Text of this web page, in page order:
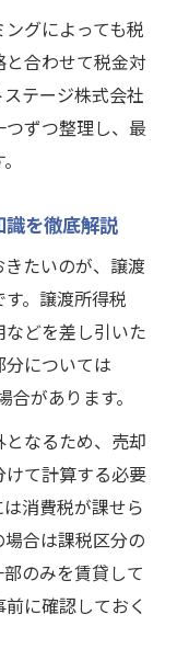
を成功させる
テージ株式会
両立法
を安定化さ
するための実
ンスで注意す
と対策を徹底
ジ株式会社が
テージ株式会
貫サポートの
ウで安心取
グによっても税
合わせて税金対
テージ株式会社
ずつ整理し、最
を徹底解説
たいのが、譲渡
。譲渡所得税
どを差し引いた
については
合があります。
なるため、売却
て計算する必要
消費税が課せら
合は課税区分の
のみを賃貸して
に確認しておく